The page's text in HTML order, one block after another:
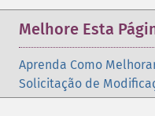
Melhore Esta
Aprenda Como
Solicitação de